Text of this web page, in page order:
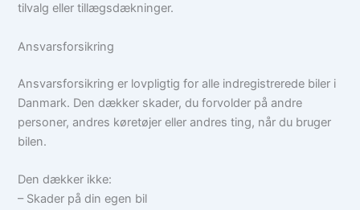
tilvalg eller tillægsdækninger.
Ansvarsforsikring
Ansvarsforsikring er lovpligtig for alle indregistrerede biler i
Danmark. Den dækker skader, du forvolder på andre
personer, andres køretøjer eller andres ting, når du bruger
bilen.
Den dækker ikke:
– Skader på din egen bil